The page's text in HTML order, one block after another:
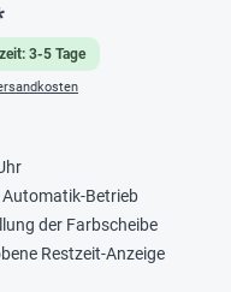
3-5 Tage
Betrieb
der Farbscheibe
Restzeit-Anzeige